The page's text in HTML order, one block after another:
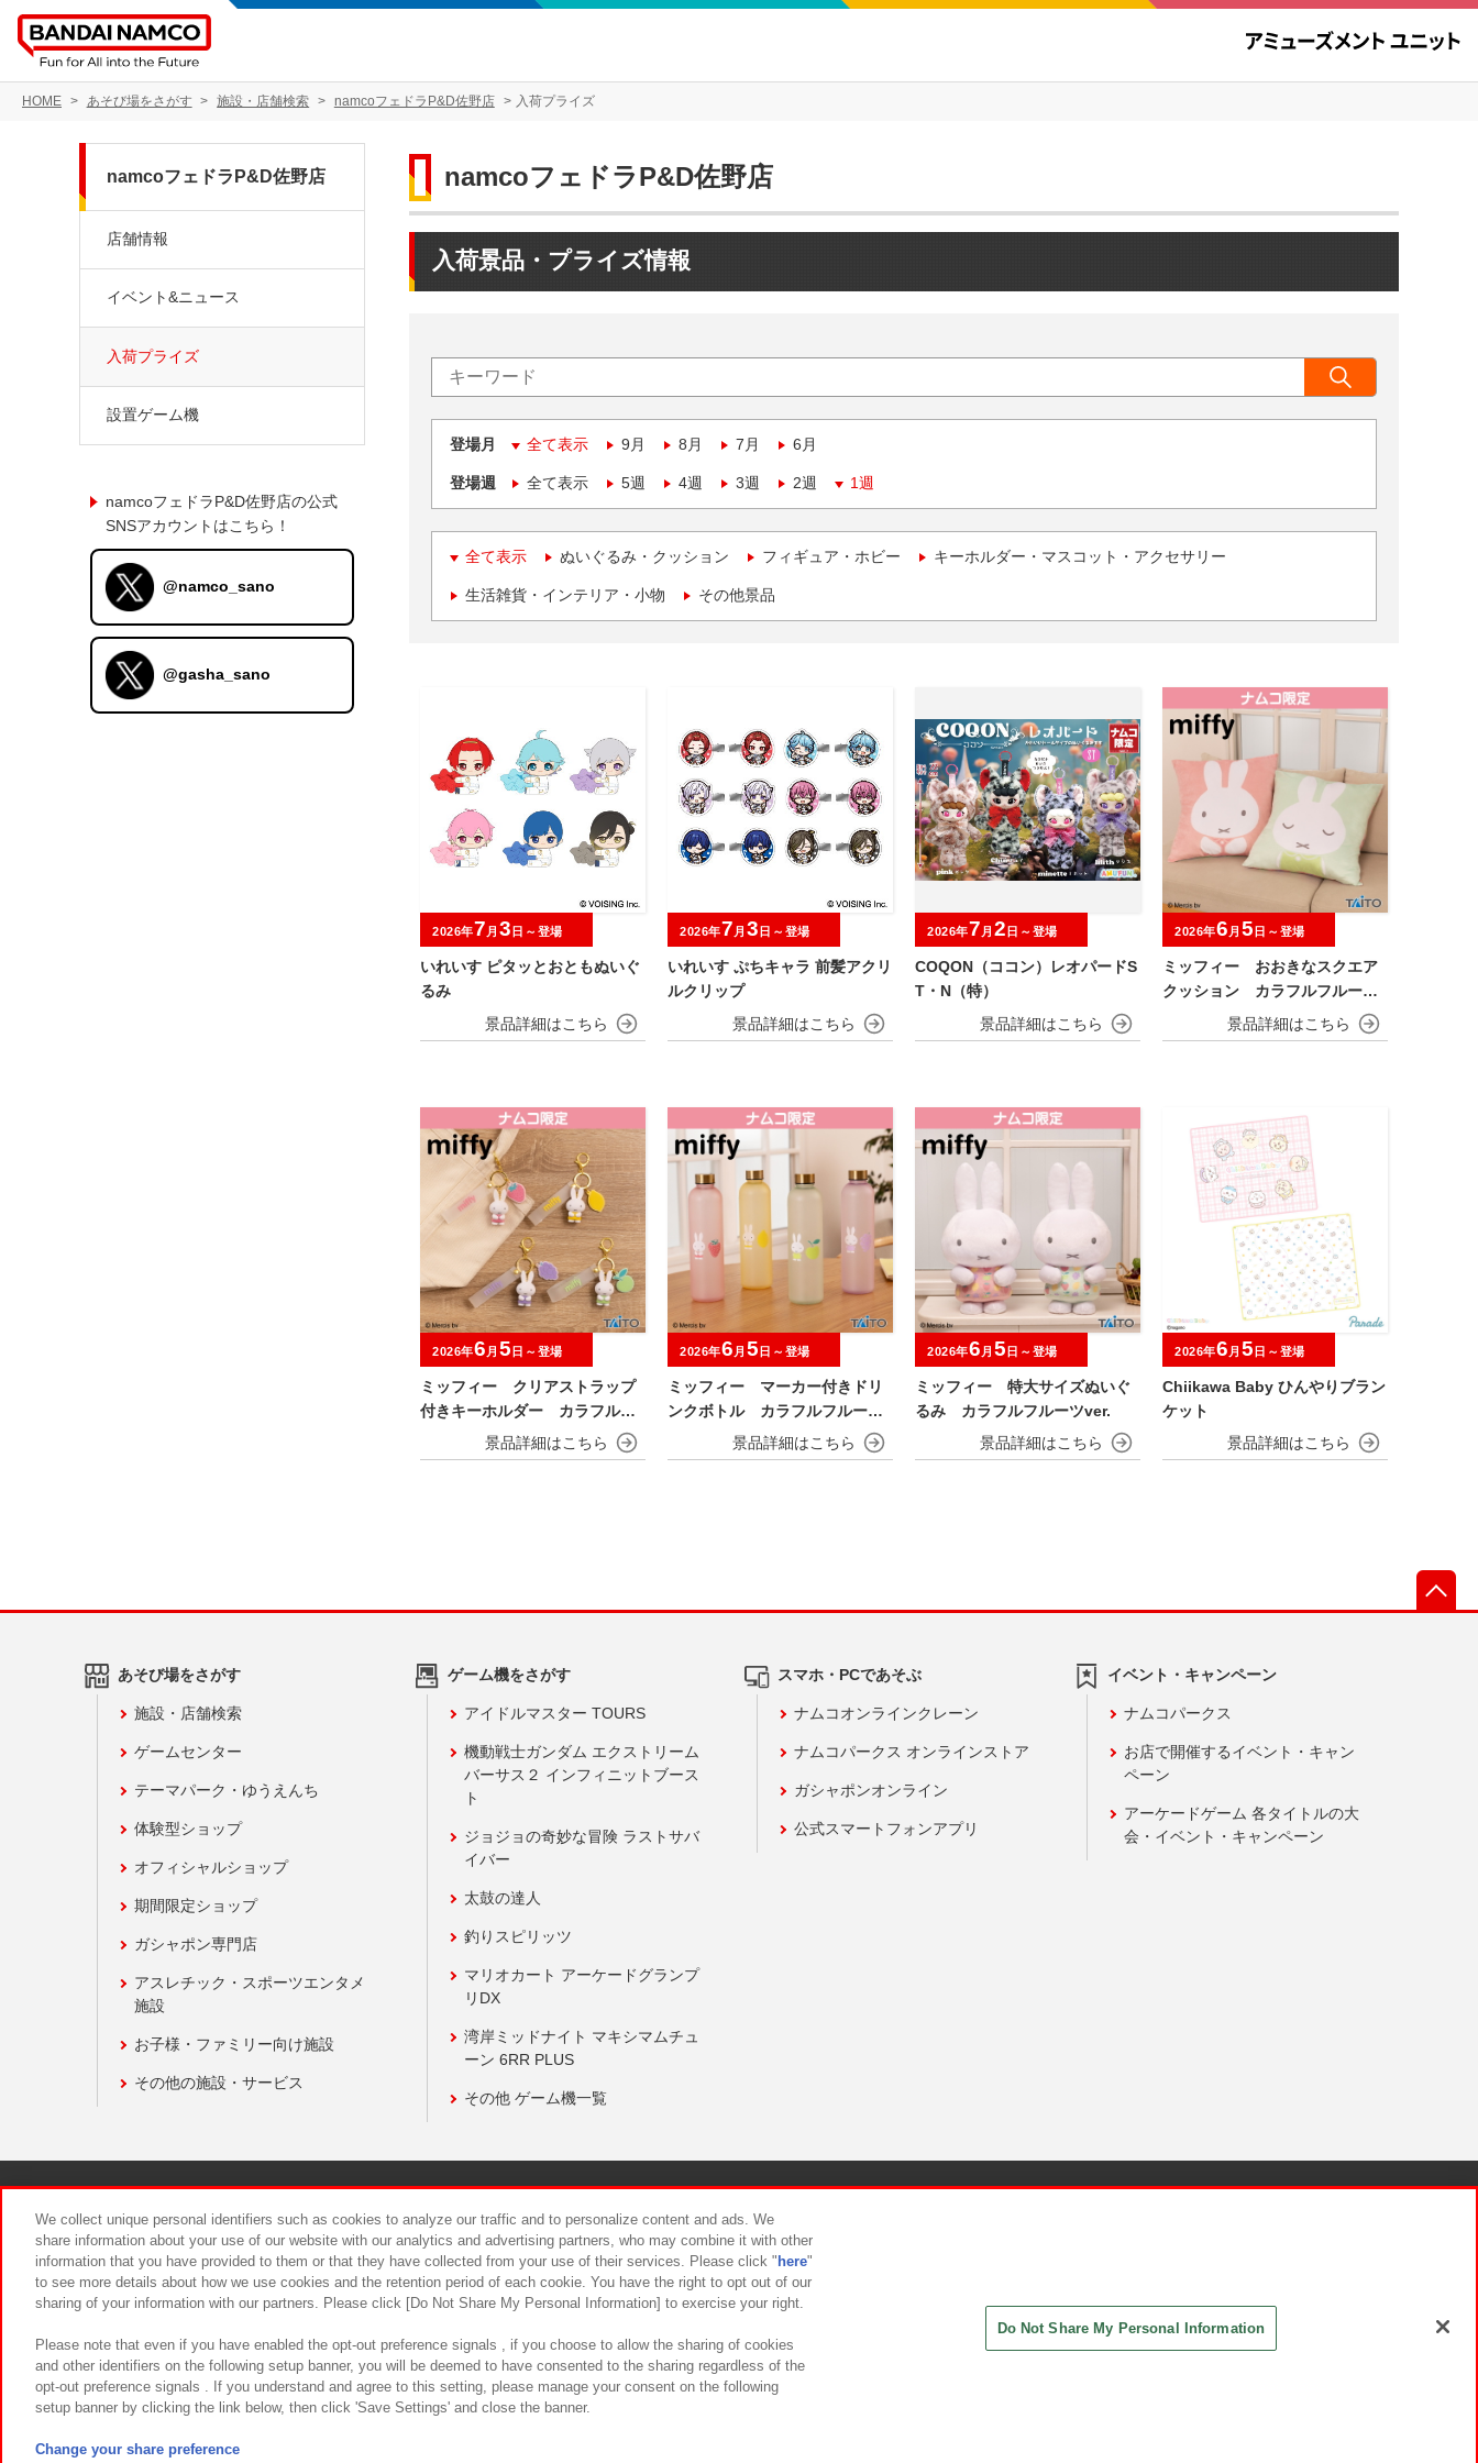
HOME あそび場をさがす 施設・店舗検索 namcoフェドラP&D佐野店 入荷プライズ
namcoフェドラP&D佐野店
入荷景品・プライズ情報
登場月 全て表示 9月 8月 7月 6月
登場週 全て表示 5週 4週 3週 2週 1週
全て表示 ぬいぐるみ・クッション フィギュア・ホビー キーホルダー・マスコット・アクセサリー
生活雑貨・インテリア・小物 その他景品
いれいす ピタッとおともぬいぐ
るみ
2026年7 月 3 日～登場
いれいす ぷちキャラ 前髪アクリ
ルクリップ
2026年7 月 3 日～登場
COQON（ココン）レオパードS
T・N（特）
2026年7 月 2 日～登場
ミッフィー おおきなスクエア
クッション カラフルフルーツv
2026年6 月 5 日～登場
ミッフィー クリアストラップ
付きキーホルダー カラフルフ
ルーツver.
2026年6 月 5 日～登場
ミッフィー マーカー付きドリ
ンクボトル カラフルフルーツv
2026年6 月 5 日～登場
ミッフィー 特大サイズぬいぐ
るみ カラフルフルーツver.
2026年6 月 5 日～登場
Chiikawa Baby ひんやりブラン
ケット
2026年6 月 5 日～登場
namcoフェドラP&D佐野店
店舗情報
イベント&ニュース
入荷プライズ
設置ゲーム機
namcoフェドラP&D佐野店の公式
SNSアカウントはこちら！
@namco_sano
@gasha_sano
あそび場をさがす
施設・店舗検索
ゲームセンター
テーマパーク・ゆうえんち
体験型ショップ
オフィシャルショップ
期間限定ショップ
ガシャポン専門店
アスレチック・スポーツエンタメ
施設
お子様・ファミリー向け施設
その他の施設・サービス
ゲーム機をさがす
アイドルマスター TOURS
機動戦士ガンダム エクストリーム
バーサス２ インフィニットブース
ト
ジョジョの奇妙な冒険 ラストサバ
イバー
太鼓の達人
釣りスピリッツ
マリオカート アーケードグランプ
リDX
湾岸ミッドナイト マキシマムチュ
ーン 6RR PLUS
その他 ゲーム機一覧
スマホ・PCであそぶ
ナムコオンラインクレーン
ナムコパークス オンラインストア
ガシャポンオンライン
公式スマートフォンアプリ
イベント・キャンペーン
ナムコパークス
お店で開催するイベント・キャン
ペーン
アーケードゲーム 各タイトルの大
会・イベント・キャンペーン
食品のご提供について カスタマーハラスメント対応方針
We collect unique personal identifiers such as cookies to analyze our traffic and to personalize content and ads. We
share information about your use of our website with our analytics and advertising partners, who may combine it with other
information that you have provided to them or that they have collected from your use of their services. Please click " here"
to see more details about how we use cookies and the retention period of each cookie. You have the right to opt out of our
sharing of your information with our partners. Please click [Do Not Share My Personal Information] to exercise your right.
Please note that even if you have enabled the opt-out preference signals , if you choose to allow the sharing of cookies
and other identifiers on the following setup banner, you will be deemed to have consented to the sharing regardless of the
opt-out preference signals . If you understand and agree to this setting, please manage your consent on the following
setup banner by clicking the link below, then click 'Save Settings' and close the banner.
Change your share preference
Do Not Share My Personal Information